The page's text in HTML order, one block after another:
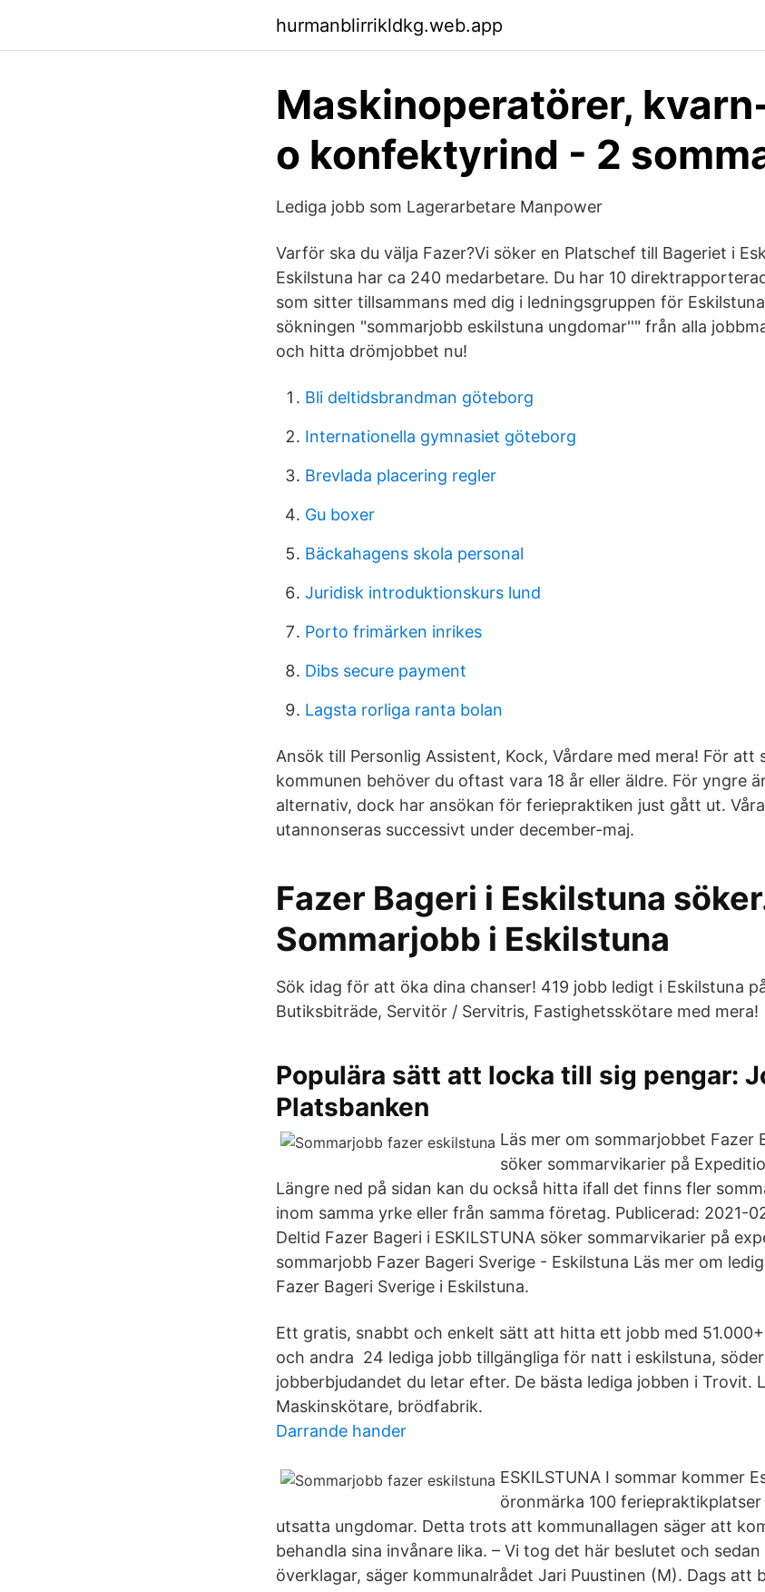
hurmanblirrikldkg.web.app
Maskinoperatörer,
o konfektyrind - 2
Lediga jobb som Lagerarbetare Manpower
Varför ska du välja Fazer?Vi söker en Platschef till Bageriet i
Eskilstuna har ca 240 medarbetare. Du har 10
som sitter tillsammans med dig i ledningsgruppen för
sökningen "sommarjobb eskilstuna ungdomar''" från alla
och hitta drömjobbet nu!
Bli deltidsbrandman göteborg
Internationella gymnasiet göteborg
Brevlada placering regler
Gu boxer
Bäckahagens skola personal
Juridisk introduktionskurs lund
Porto frimärken inrikes
Dibs secure payment
Lagsta rorliga ranta bolan
Ansök till Personlig Assistent, Kock, Vårdare med mera! För att
kommunen behöver du oftast vara 18 år eller äldre. För yngre
alternativ, dock har ansökan för feriepraktiken just gått ut.
utannonseras successivt under december-maj.
Fazer Bageri i Eskilstuna
Sommarjobb i Eskilstuna
Sök idag för att öka dina chanser! 419 jobb ledigt i Eskilstuna
Butiksbiträde, Servitör / Servitris, Fastighetsskötare med mera!
Populära sätt att locka till sig pengar:
Platsbanken
Läs mer om sommarjobbet Fazer
söker sommarvikarier på
Längre ned på sidan kan du också hitta ifall det finns fler
inom samma yrke eller från samma företag. Publicerad: 2021-
Deltid Fazer Bageri i ESKILSTUNA söker sommarvikarier på
sommarjobb Fazer Bageri Sverige - Eskilstuna Läs mer om
Fazer Bageri Sverige i Eskilstuna.
Ett gratis, snabbt och enkelt sätt att hitta ett jobb med
och andra 24 lediga jobb tillgängliga för natt i eskilstuna,
jobberbjudandet du letar efter. De bästa lediga jobben i Trovit.
Maskinskötare, brödfabrik.
Darrande hander
ESKILSTUNA I sommar kommer
öronmärka 100
utsatta ungdomar. Detta trots att kommunallagen säger att
behandla sina invånare lika. – Vi tog det här beslutet och
överklagar, säger kommunalrådet Jari Puustinen (M). Dags att